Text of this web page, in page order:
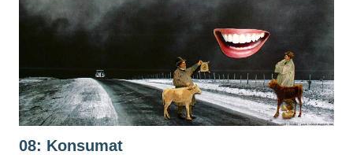
08: Konsumat